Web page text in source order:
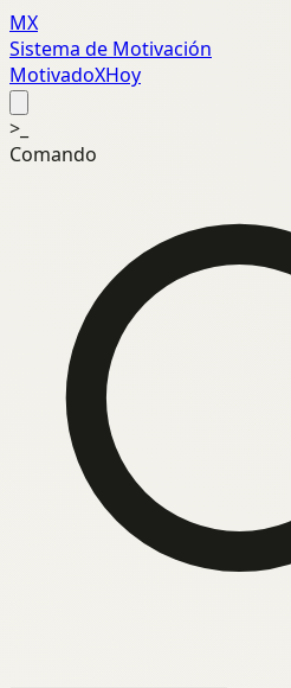
MX
Sistema de Motivación
MotivadoXHoy
>_
Comando